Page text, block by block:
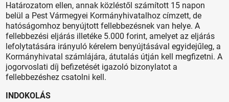
Határozatom ellen, annak közléstől számított 15 napon
belül a Pest Vármegyei Kormányhivatalhoz címzett, de
hatóságomhoz benyújtott fellebbezésnek van helye. A
fellebbezési eljárás illetéke 5.000 forint, amelyet az eljárás
lefolytatására irányuló kérelem benyújtásával egyidejűleg, a
Kormányhivatal számlájára, átutalás útján kell megfizetni. A
jogorvoslati díj befizetését igazoló bizonylatot a
fellebbezéshez csatolni kell.
INDOKOLÁS